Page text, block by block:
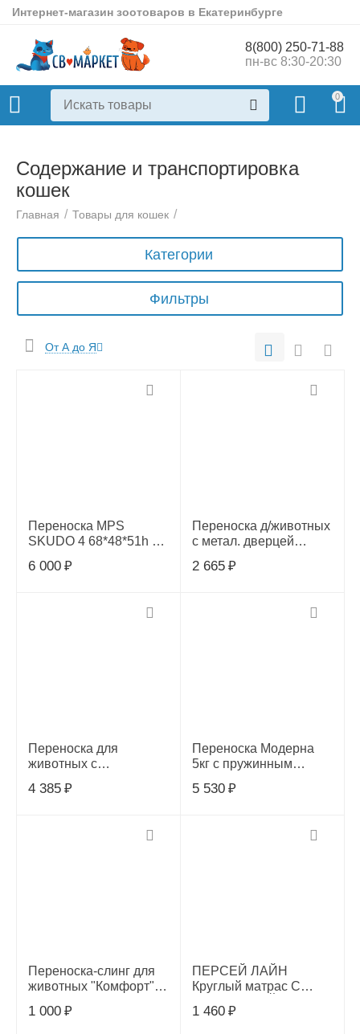
Интернет-магазин зоотоваров в Екатеринбурге
8(800) 250-71-88
пн-вс 8:30-20:30
0
Содержание и транспортировка
кошек
Главная / Товары для кошек /
Категории
Фильтры
От А до Я
Переноска MPS
SKUDO 4 68*48*51h см
замком, серая,
6 000 ₽
Переноска д/животных
с метал. дверцей
2 665 ₽
Переноска для
животных c
дверцей "Косточки" L,
4 385 ₽
Переноска Модерна
5кг с пружинным
открывающимся
5 530 ₽
Переноска-слинг для
животных "Комфорт",
Triol, 31871067
1 000 ₽
ПЕРСЕЙ ЛАЙН
Круглый матрас С
ДИЗАЙН 47*47*6 см
1 460 ₽